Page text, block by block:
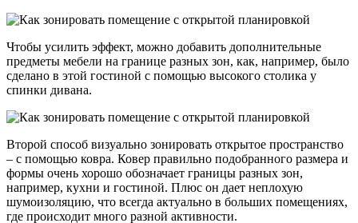
Чтобы усилить эффект, можно добавить дополнительные
предметы мебели на границе разных зон, как, например, было
сделано в этой гостиной с помощью высокого столика у
спинки дивана.
Второй способ визуально зонировать открытое пространство
– с помощью ковра. Ковер правильно подобранного размера и
формы очень хорошо обозначает границы разных зон,
например, кухни и гостиной. Плюс он дает неплохую
шумоизоляцию, что всегда актуально в больших помещениях,
где происходит много разной активности.